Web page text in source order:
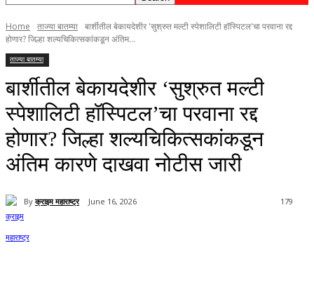
Home ताज्या बातम्या ​बार्शीतील बेकायदेशीर 'सुश्रुत मल्टी स्पेशालिटी हॉस्पिटल'चा परवाना रद्द
होणार? जिल्हा शल्यचिकित्सकांकडून अंतिम...
ताज्या बातम्या
​बार्शीतील बेकायदेशीर ‘सुश्रुत मल्टी
स्पेशालिटी हॉस्पिटल’चा परवाना रद्द
होणार? जिल्हा शल्यचिकित्सकांकडून
अंतिम कारणे दाखवा नोटीस जारी
By क्राइम महाराष्ट्र June 16, 2026 179